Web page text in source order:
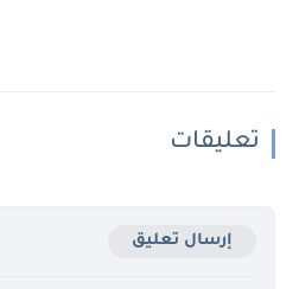
تعليقات
إرسال تعليق